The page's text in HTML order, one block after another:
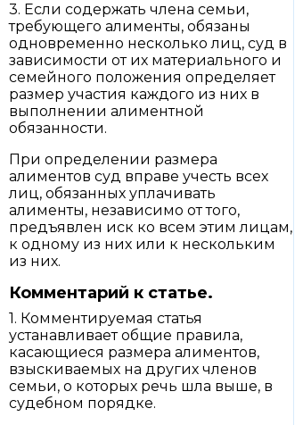
3. Если содержать члена семьи,
требующего алименты, обязаны
одновременно несколько лиц, суд в
зависимости от их материального и
семейного положения определяет
размер участия каждого из них в
выполнении алиментной
обязанности.
При определении размера
алиментов суд вправе учесть всех
лиц, обязанных уплачивать
алименты, независимо от того,
предъявлен иск ко всем этим лицам,
к одному из них или к нескольким
из них.
Комментарий к статье.
1. Комментируемая статья
устанавливает общие правила,
касающиеся размера алиментов,
взыскиваемых на других членов
семьи, о которых речь шла выше, в
судебном порядке.